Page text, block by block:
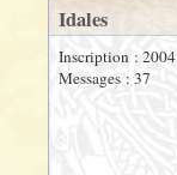
Idales
Inscription : 2004
Messages : 37